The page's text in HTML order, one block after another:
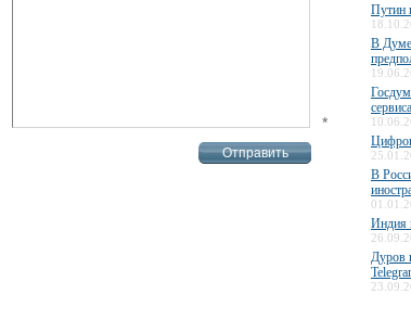
*
Путин
В Думе
сервиса
В
Индия
Дуров